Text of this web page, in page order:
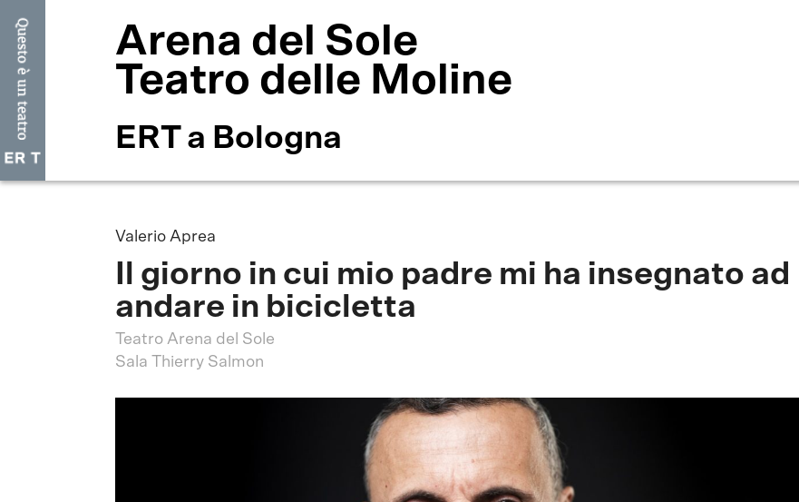
Arena del Sole
Teatro delle Moline
ERT a Bologna
Valerio Aprea
Il giorno in cui mio padre mi ha insegnato ad
andare in bicicletta
Teatro Arena del Sole
Sala Thierry Salmon